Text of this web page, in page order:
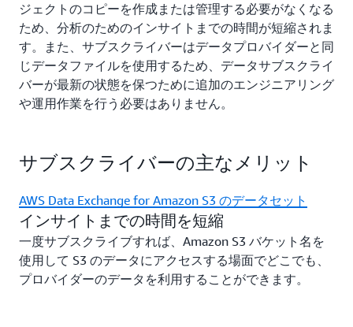
ジェクトのコピーを作成または管理する必要がなくなる
ため、分析のためのインサイトまでの時間が短縮されま
す。また、サブスクライバーはデータプロバイダーと同
じデータファイルを使用するため、データサブスクライ
バーが最新の状態を保つために追加のエンジニアリング
や運用作業を行う必要はありません。
サブスクライバーの主なメリット
AWS Data Exchange for Amazon S3 のデータセット
インサイトまでの時間を短縮
一度サブスクライブすれば、Amazon S3 バケット名を
使用して S3 のデータにアクセスする場面でどこでも、
プロバイダーのデータを利用することができます。